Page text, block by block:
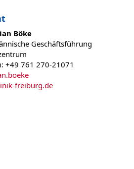
Böke
Geschäftsführung
+49 761 270-21071
freiburg.de